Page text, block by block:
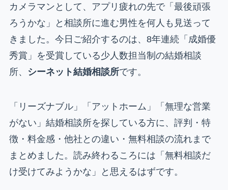
カメラマンとして、アプリ疲れの先で「最後頑張
ろうかな」と相談所に進む男性を何人も見送って
きました。今日ご紹介するのは、8年連続「成婚優
秀賞」を受賞している少人数担当制の結婚相談
所、
シーネット結婚相談所です。
「リーズナブル」「アットホーム」「無理な営業
がない」結婚相談所を探している方に、評判・特
徴・料金感・他社との違い・無料相談の流れまで
まとめました。読み終わるころには「無料相談だ
け受けてみようかな」と思えるはずです。